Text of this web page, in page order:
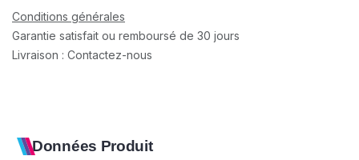
Conditions générales
Garantie satisfait ou remboursé de 30 jours
Livraison : Contactez-nous
Données Produit